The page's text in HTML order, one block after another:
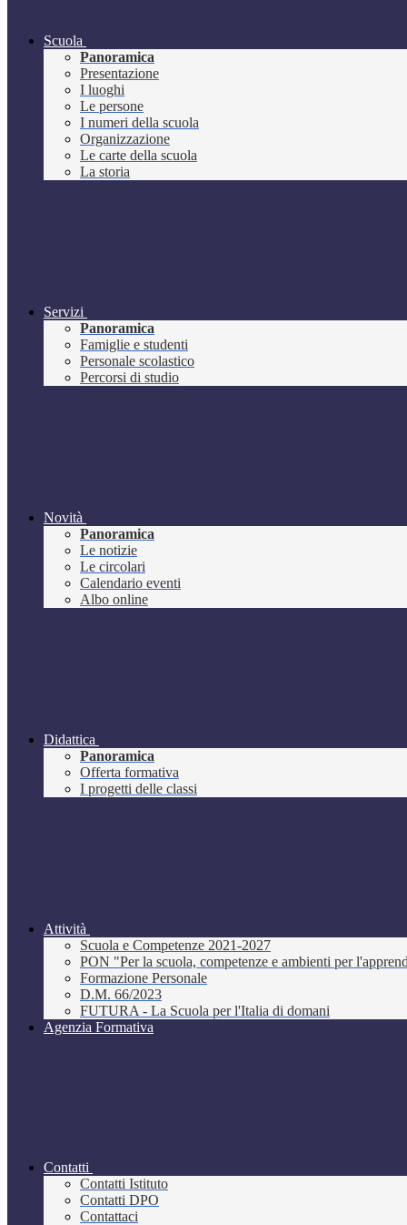
Scuola
Panoramica
Presentazione
I luoghi
Le persone
I numeri della scuola
Organizzazione
Le carte della scuola
La storia
Servizi
Panoramica
Famiglie e studenti
Personale scolastico
Percorsi di studio
Novità
Panoramica
Le notizie
Le circolari
Calendario eventi
Albo online
Didattica
Panoramica
Offerta formativa
I progetti delle classi
Attività
Scuola e Competenze 2021-2027
PON "Per la scuola, competenze e ambienti per
Formazione Personale
D.M. 66/2023
FUTURA - La Scuola per l'Italia di domani
Agenzia Formativa
Contatti
Contatti Istituto
Contatti DPO
Contattaci